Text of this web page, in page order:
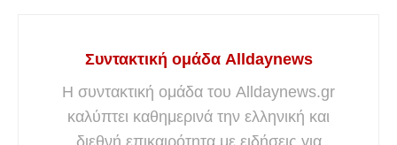
Συντακτική ομάδα Alldaynews
Η συντακτική ομάδα του Alldaynews.gr
καλύπτει καθημερινά την ελληνική και
διεθνή επικαιρότητα με ειδήσεις για